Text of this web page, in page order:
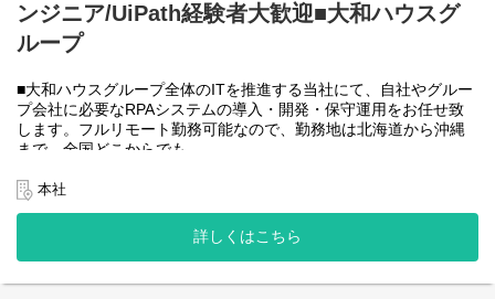
●AIチーム(４名)●
業務内容
・Microsoft Copilot を利用したエージェント運用・管理
・生成AIを用いたAIエージェントの設計・開発・改善
・Azureを利用したAIエージェント基盤の構築・連携
・AIエージェントの運用支援
入社後は研修の後、チーム開発をベースにOJTを行いながら実案
＜クライアントは大和ハウスグループ全体＞
出資は大和ハウス本体になりますが、売上好調かつDX推進の優先
度が高いため、投資を惜しむことはありません。
潤沢なリソースのもと、最上流から変革を進めていくことが可能
ンジニア/UiPath経験者大歓迎■大和ハウスグ
ループ
■大和ハウスグループ全体のITを推進する当社にて、自社やグルー
プ会社に必要なRPAシステムの導入・開発・保守運用をお任せ致
します。フルリモート勤務可能なので、勤務地は北海道から沖縄
まで、全国どこからでも
社後の勤務地は問いません。また、働く時間に制限もなく、月160
時間の勤務で、午前５時～２２時までの間であれば、自由な時間
に働いていただけます。業務を途中で中断したり、働く時間を調
整できるので、家事、育児、介護などとの両立も可能です。社員
ると思っておりますのでフルフレックスです。
本社
詳しくはこちら